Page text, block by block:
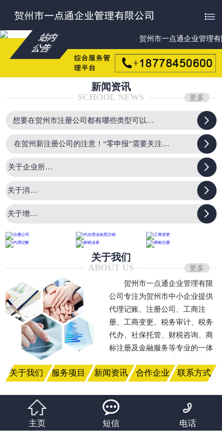

贺州市一点通企业管理
新闻资讯
SCHOOL NEWS 更多
想要在贺州市注册公司都有哪些类型可以选择 
在贺州新注册公司的注意！“零申报”需要关注的几个要点 
关于企业所得税 
关于消费税 
关于增值税 
关于我们
ABOUT US
更多
贺州市一点通企业管理有限
公司专注为贺州市中小企业提供
代理记账、注册公司、工商注
册、工商变更、税务审计、税务
代办、社保托管、财税咨询、商
标注册及金融服务等专业的一体
供更专业、严谨、全面靠的服
富’的企业经营理念，坚持以‘用
心服务客户’的行动宣言，利用自
己的专业不断开拓，严格依据相
关于我们 服务项目 新闻资讯 合作企业 联系方式

主页

短信

电话